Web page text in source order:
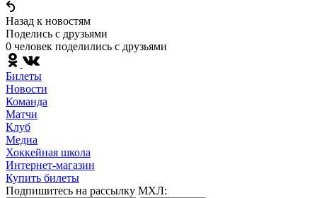
Назад к новостям
Поделись c друзьями
0 человек поделились c друзьями
Билеты
Новости
Команда
Матчи
Клуб
Медиа
Хоккейная школа
Интернет-магазин
Купить билеты
Подпишитесь на рассылку МХЛ: